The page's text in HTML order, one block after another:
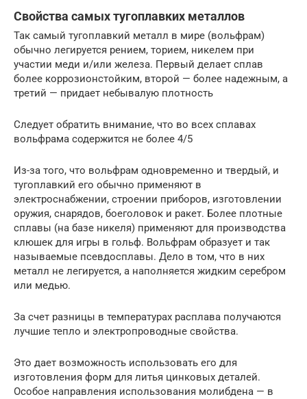
Свойства самых тугоплавких металлов
Так самый тугоплавкий металл в мире (вольфрам)
обычно легируется рением, торием, никелем при
участии меди и/или железа. Первый делает сплав
более коррозионстойким, второй — более надежным, а
третий — придает небывалую плотность
Следует обратить внимание, что во всех сплавах
вольфрама содержится не более 4/5
Из-за того, что вольфрам одновременно и твердый, и
тугоплавкий его обычно применяют в
электроснабжении, строении приборов, изготовлении
оружия, снарядов, боеголовок и ракет. Более плотные
сплавы (на базе никеля) применяют для производства
клюшек для игры в гольф. Вольфрам образует и так
называемые псевдосплавы. Дело в том, что в них
металл не легируется, а наполняется жидким серебром
или медью.
За счет разницы в температурах расплава получаются
лучшие тепло и электропроводные свойства.
Это дает возможность использовать его для
изготовления форм для литья цинковых деталей.
Особое направления использования молибдена — в